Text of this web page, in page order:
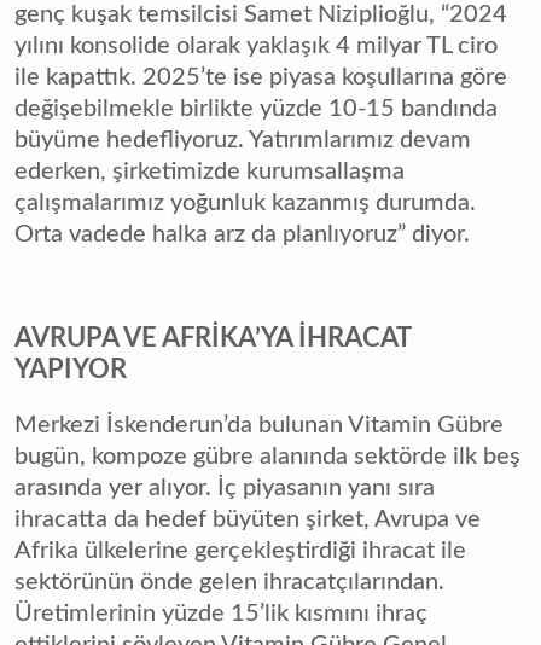
genç kuşak temsilcisi Samet Niziplioğlu, “2024
yılını konsolide olarak yaklaşık 4 milyar TL ciro
ile kapattık. 2025’te ise piyasa koşullarına göre
değişebilmekle birlikte yüzde 10-15 bandında
büyüme hedefliyoruz. Yatırımlarımız devam
ederken, şirketimizde kurumsallaşma
çalışmalarımız yoğunluk kazanmış durumda.
Orta vadede halka arz da planlıyoruz” diyor.
AVRUPA VE AFRİKA’YA İHRACAT
YAPIYOR
Merkezi İskenderun’da bulunan Vitamin Gübre
bugün, kompoze gübre alanında sektörde ilk beş
arasında yer alıyor. İç piyasanın yanı sıra
ihracatta da hedef büyüten şirket, Avrupa ve
Afrika ülkelerine gerçekleştirdiği ihracat ile
sektörünün önde gelen ihracatçılarından.
Üretimlerinin yüzde 15’lik kısmını ihraç